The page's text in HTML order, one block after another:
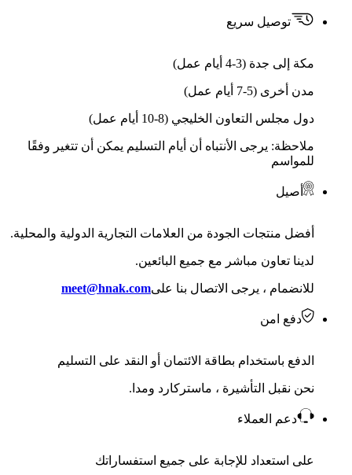
توصيل سريع
مكة إلى جدة (3-4 أيام عمل)
مدن أخرى (5-7 أيام عمل)
دول مجلس التعاون الخليجي (8-10 أيام عمل)
ملاحظة: يرجى الأنتباه أن أيام التسليم يمكن أن تتغير وفقًا
للمواسم
أصيل
أفضل منتجات الجودة من العلامات التجارية الدولية والمحلية.
لدينا تعاون مباشر مع جميع البائعين.
للانضمام ، يرجى الاتصال بنا علىmeet@hnak.com
دفع امن
الدفع باستخدام بطاقة الائتمان أو النقد على التسليم
نحن نقبل التأشيرة ، ماستركارد ومدا.
دعم العملاء
على استعداد للإجابة على جميع استفساراتك